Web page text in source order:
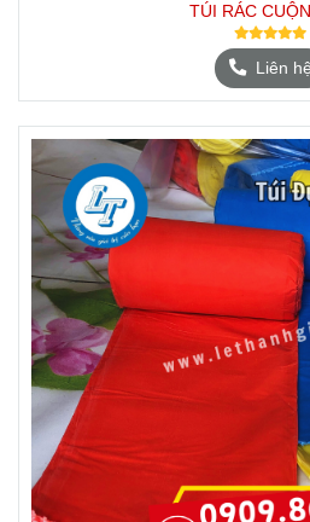
TÚI RÁC
Liên hệ